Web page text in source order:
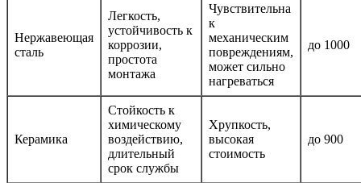
Нержавеющая
сталь
Легкость,
устойчивость к
коррозии,
простота
монтажа
Чувствительна
к
механическим
повреждениям,
может сильно
нагреваться
до 1000
Керамика
Стойкость к
химическому
воздействию,
длительный
срок службы
Хрупкость,
высокая
стоимость
до 900